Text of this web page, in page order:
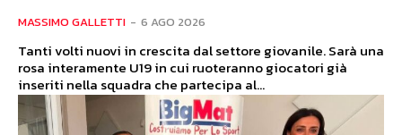
MASSIMO GALLETTI - 6 AGO 2026
Tanti volti nuovi in crescita dal settore giovanile. Sarà una
rosa interamente U19 in cui ruoteranno giocatori già
inseriti nella squadra che partecipa al...